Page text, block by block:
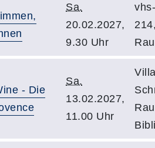
Sa.
20.02.2027,
9.30 Uhr
- Die
Sa.
13.02.2027,
11.00 Uhr